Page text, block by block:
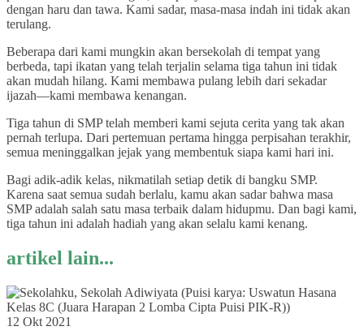
dengan haru dan tawa. Kami sadar, masa-masa indah ini tidak akan
terulang.
Beberapa dari kami mungkin akan bersekolah di tempat yang
berbeda, tapi ikatan yang telah terjalin selama tiga tahun ini tidak
akan mudah hilang. Kami membawa pulang lebih dari sekadar
ijazah—kami membawa kenangan.
Tiga tahun di SMP telah memberi kami sejuta cerita yang tak akan
pernah terlupa. Dari pertemuan pertama hingga perpisahan terakhir,
semua meninggalkan jejak yang membentuk siapa kami hari ini.
Bagi adik-adik kelas, nikmatilah setiap detik di bangku SMP.
Karena saat semua sudah berlalu, kamu akan sadar bahwa masa
SMP adalah salah satu masa terbaik dalam hidupmu. Dan bagi kami,
tiga tahun ini adalah hadiah yang akan selalu kami kenang.
artikel lain...
12 Okt 2021